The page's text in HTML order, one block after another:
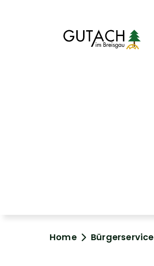
Home Bürgerservice